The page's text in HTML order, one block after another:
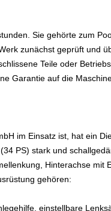
Sie gehörte zum
zunächst geprüft und
Teile oder
Garantie auf die
im Einsatz ist, hat ein
PS) stark und
Hinterachse mit
gehören:
einstellbare